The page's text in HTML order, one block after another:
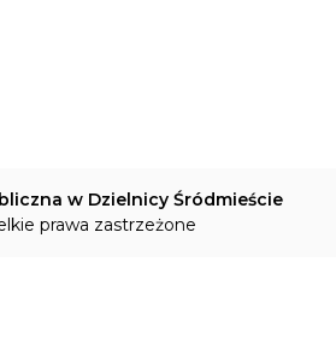
w Dzielnicy Śródmieście
prawa zastrzeżone